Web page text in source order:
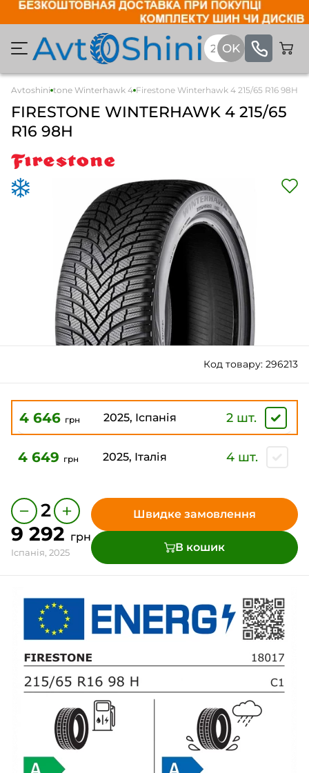
AvtoshiniFirestone Winterhawk 4 Firestone Winterhawk 4 215/65 R16 98H
FIRESTONE WINTERHAWK 4 215/65
R16 98H
Код товару: 296213
4 646 грн 2025, Іспанія 2 шт.
4 649 грн 2025, Італія 4 шт.
− 2 +
9 292 грн
Іспанія, 2025
Швидке замовлення
В кошик